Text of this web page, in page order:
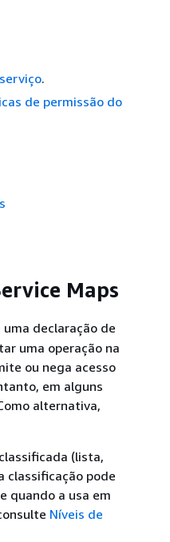
.
de permissão do
Maps
uma declaração de
uma operação na
ou nega acesso
em alguns
alternativa,
(lista,
classificação pode
quando a usa em
Níveis de